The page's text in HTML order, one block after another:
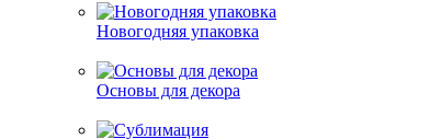
Новогодняя упаковка
Основы для декора